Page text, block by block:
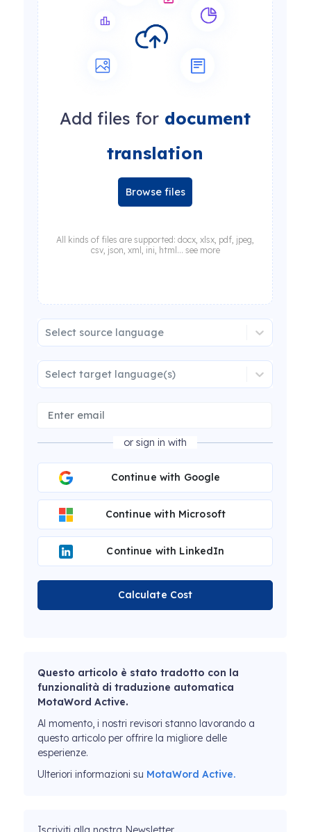
Add files for document
translation
Browse files
All kinds of files are supported: docx, xlsx, pdf, jpeg,
csv, json, xml, ini, html... see more
Select source language
Select target language(s)
or sign in with
Continue with Google
Continue with Microsoft
Continue with LinkedIn
Calculate Cost
Questo articolo è stato tradotto con la
funzionalità di traduzione automatica
MotaWord Active.
Al momento, i nostri revisori stanno lavorando a
questo articolo per offrire la migliore delle
esperienze.
Ulteriori informazioni su MotaWord Active.